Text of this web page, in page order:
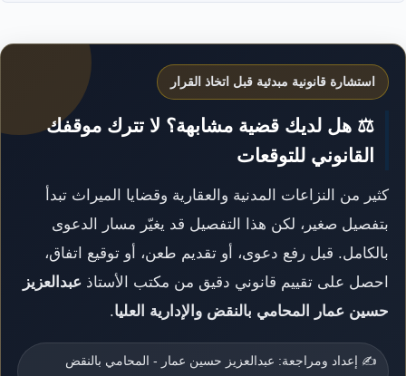
استشارة قانونية مبدئية قبل اتخاذ القرار
⚖️ هل لديك قضية مشابهة؟ لا تترك موقفك
القانوني للتوقعات
كثير من النزاعات المدنية والعقارية وقضايا الميراث تبدأ
بتفصيل صغير، لكن هذا التفصيل قد يغيّر مسار الدعوى
بالكامل. قبل رفع دعوى، أو تقديم طعن، أو توقيع اتفاق،
احصل على تقييم قانوني دقيق من مكتب الأستاذ عبدالعزيز
حسين عمار المحامي بالنقض والإدارية العليا.
✍️ إعداد ومراجعة: عبدالعزيز حسين عمار - المحامي بالنقض